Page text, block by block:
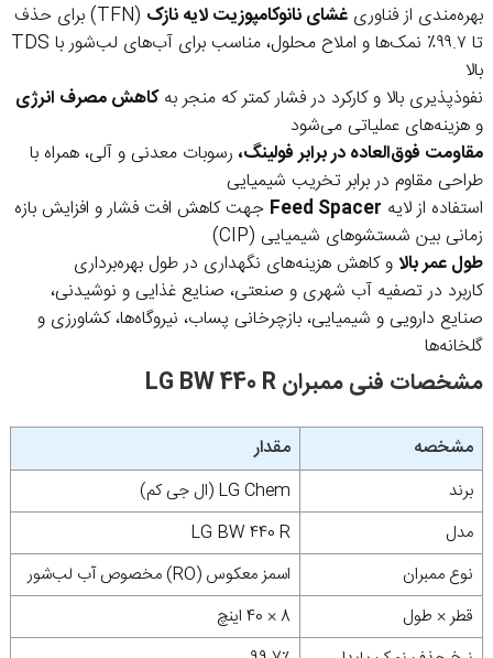
بهره‌مندی از فناوری غشای نانوکامپوزیت لایه نازک
(TFN) برای حذف
تا ۹۹.۷٪ نمک‌ها و املاح محلول، مناسب برای آب‌های لب‌شور با TDS
بالا
نفوذپذیری بالا و کارکرد در فشار کمتر که منجر بهکاهش مصرف انرژی
و هزینه‌های عملیاتی می‌شود
مقاومت فوق‌العاده در برابر فولینگ،رسوبات معدنی و آلی، همراه با
طراحی مقاوم در برابر تخریب شیمیایی
استفاده از لایه Feed Spacer جهت کاهش افت فشار و افزایش بازه
زمانی بین شستشوهای شیمیایی (CIP)
طول عمر بالاو کاهش هزینه‌های نگهداری در طول بهره‌برداری
کاربرد در تصفیه آب شهری و صنعتی، صنایع غذایی و نوشیدنی،
صنایع دارویی و شیمیایی، بازچرخانی پساب، نیروگاه‌ها، کشاورزی و
گلخانه‌ها
مشخصات فنی ممبران LG BW 440 R
مشخصه مقدار
برند
LG Chem (ال جی کم)
مدل
LG BW 440 R
نوع ممبران
اسمز معکوس (RO) مخصوص آب لب‌شور
قطر × طول
8 × 40 اینچ